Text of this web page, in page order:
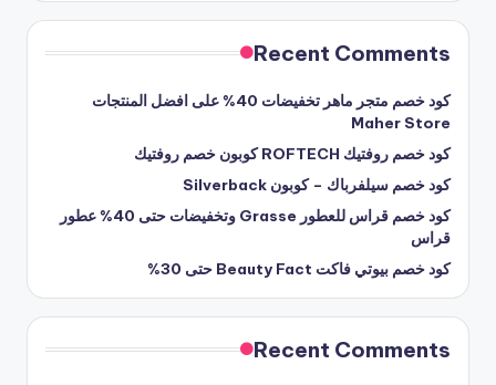
Recent Comments
كود خصم متجر ماهر تخفيضات 40% على افضل المنتجات
Maher Store
كود خصم روفتيك ROFTECH كوبون خصم روفتيك
كود خصم سيلفرباك – كوبون Silverback
كود خصم قراس للعطور Grasse وتخفيضات حتى 40% عطور
قراس
كود خصم بيوتي فاكت Beauty Fact حتى 30%
Recent Comments